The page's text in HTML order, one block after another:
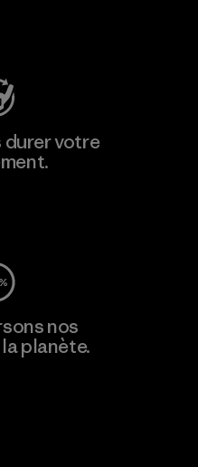
durer votre
nos
planète.